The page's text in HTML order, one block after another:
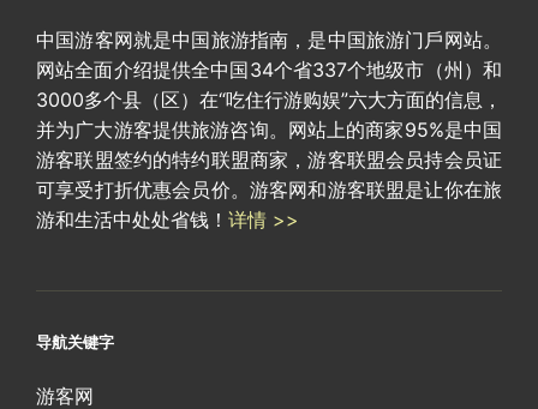
中国游客网就是中国旅游指南，是中国旅游门戶网站。
网站全面介绍提供全中国34个省337个地级市（州）和
3000多个县（区）在“吃住行游购娱”六大方面的信息，
并为广大游客提供旅游咨询。网站上的商家95%是中国
游客联盟签约的特约联盟商家，游客联盟会员持会员证
可享受打折优惠会员价。游客网和游客联盟是让你在旅
游和生活中处处省钱！ 详情 >>
导航关键字
游客网